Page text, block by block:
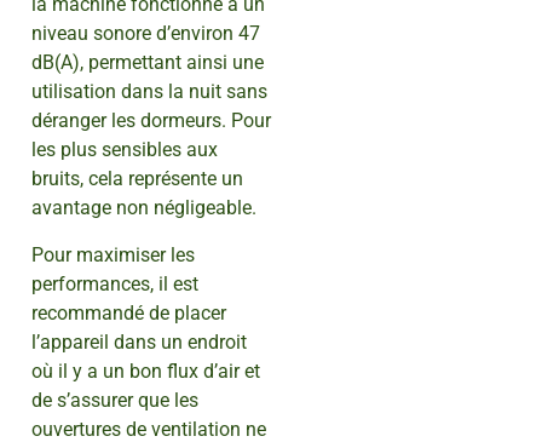
niveau sonore d’environ 47
dB(A), permettant ainsi une
utilisation dans la nuit sans
déranger les dormeurs. Pour
les plus sensibles aux
bruits, cela représente un
avantage non négligeable.
Pour maximiser les
performances, il est
recommandé de placer
l’appareil dans un endroit
où il y a un bon flux d’air et
de s’assurer que les
ouvertures de ventilation ne